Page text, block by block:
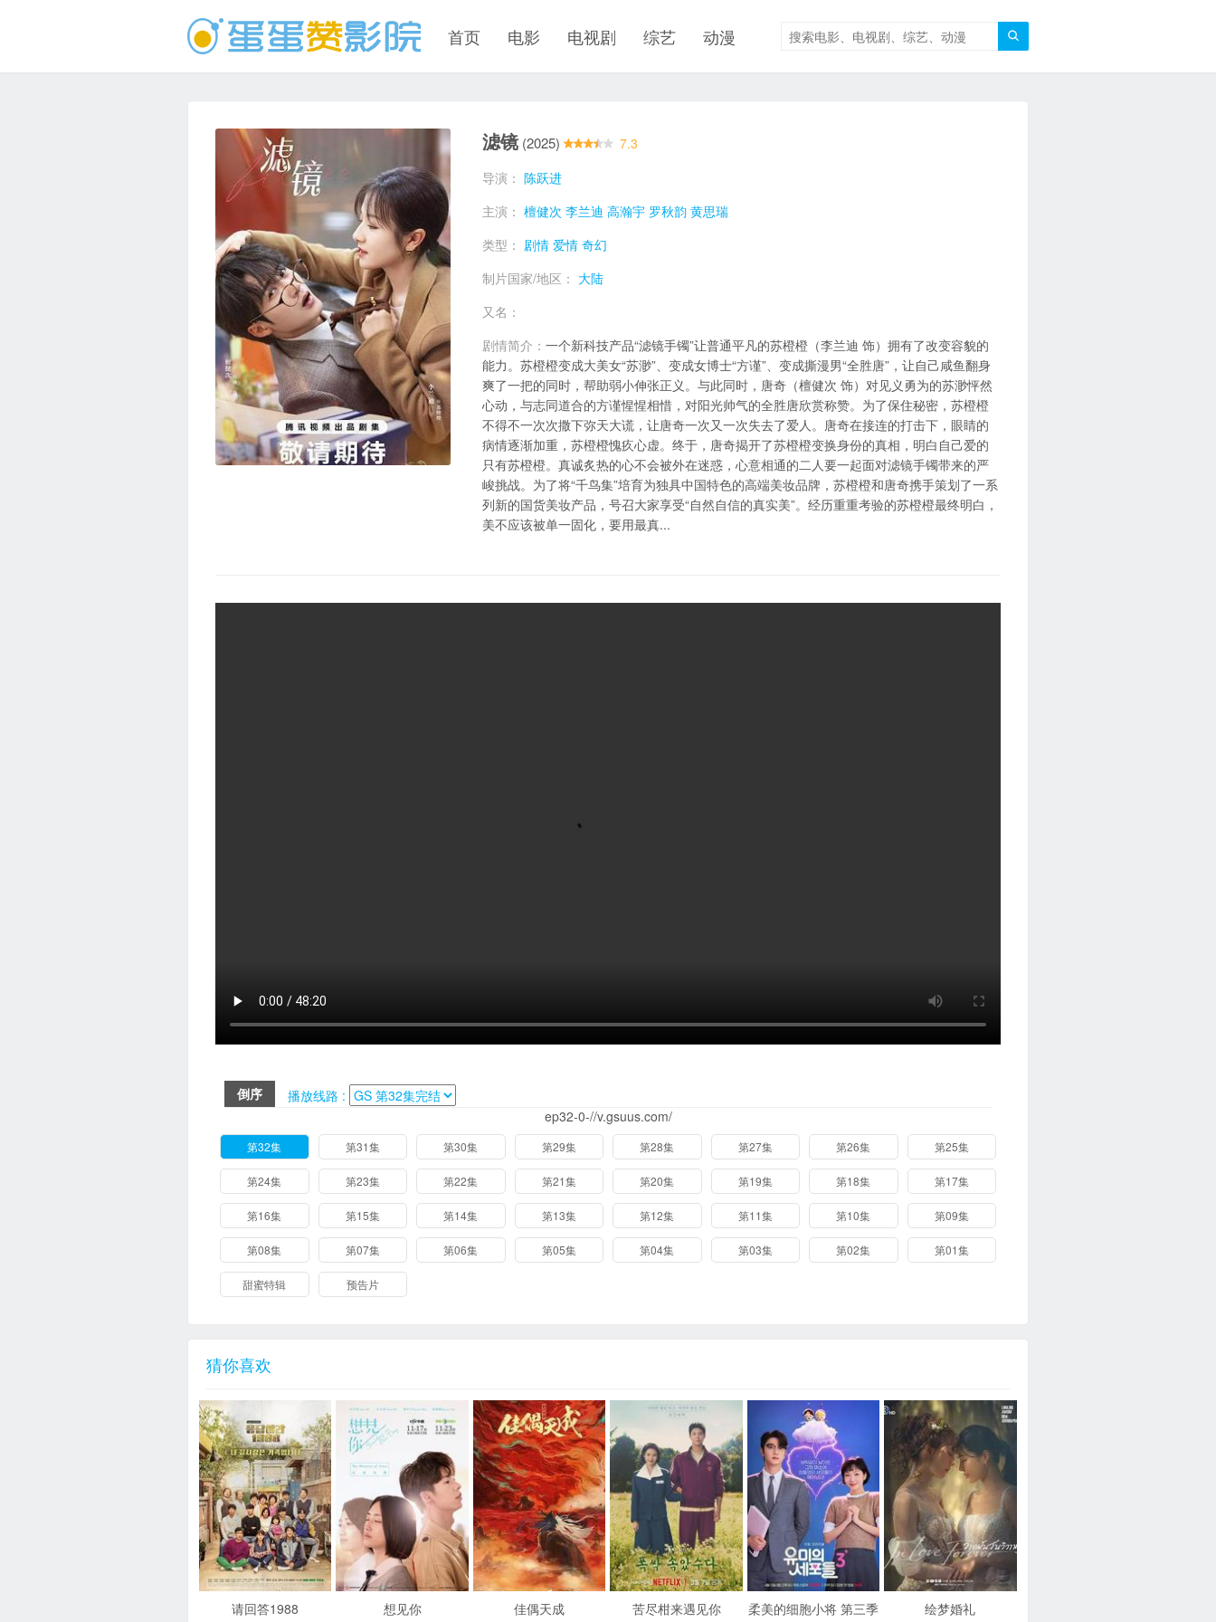

首页 电影 电视剧 综艺 动漫
滤镜 (2025)
7.3
导演： 陈跃进
主演： 檀健次 李兰迪 高瀚宇 罗秋韵 黄思瑞
类型： 剧情 爱情 奇幻
制片国家/地区： 大陆
又名：
剧情简介： 一个新科技产品“滤镜手镯”让普通平凡的苏橙橙（李兰迪 饰）拥有了改变容貌的
能力。苏橙橙变成大美女“苏渺”、变成女博士“方谨”、变成撕漫男“全胜唐”，让自己咸鱼翻身
爽了一把的同时，帮助弱小伸张正义。与此同时，唐奇（檀健次 饰）对见义勇为的苏渺怦然
心动，与志同道合的方谨惺惺相惜，对阳光帅气的全胜唐欣赏称赞。为了保住秘密，苏橙橙
不得不一次次撒下弥天大谎，让唐奇一次又一次失去了爱人。唐奇在接连的打击下，眼睛的
病情逐渐加重，苏橙橙愧疚心虚。终于，唐奇揭开了苏橙橙变换身份的真相，明白自己爱的
只有苏橙橙。真诚炙热的心不会被外在迷惑，心意相通的二人要一起面对滤镜手镯带来的严
峻挑战。为了将“千鸟集”培育为独具中国特色的高端美妆品牌，苏橙橙和唐奇携手策划了一系
列新的国货美妆产品，号召大家享受“自然自信的真实美”。经历重重考验的苏橙橙最终明白，
美不应该被单一固化，要用最真...
倒序
播放线路 :
ep32-0-//v.gsuus.com/
第32集 第31集 第30集 第29集 第28集 第27集 第26集 第25集
第24集 第23集 第22集 第21集 第20集 第19集 第18集 第17集
第16集 第15集 第14集 第13集 第12集 第11集 第10集 第09集
第08集 第07集 第06集 第05集 第04集 第03集 第02集 第01集
甜蜜特辑 预告片
猜你喜欢
请回答1988 想见你 佳偶天成 苦尽柑来遇见你 柔美的细胞小将 第三季 绘梦婚礼